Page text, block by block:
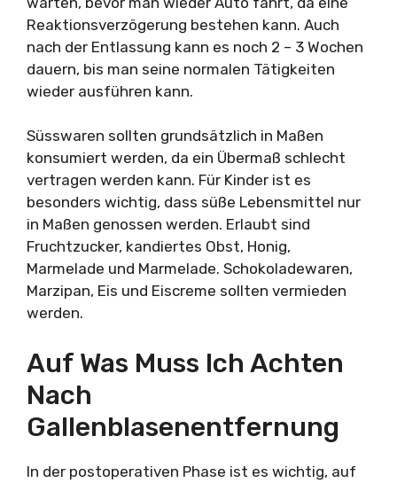
Reaktionsverzögerung bestehen kann. Auch
nach der Entlassung kann es noch 2 – 3 Wochen
dauern, bis man seine normalen Tätigkeiten
wieder ausführen kann.
Süsswaren sollten grundsätzlich in Maßen
konsumiert werden, da ein Übermaß schlecht
vertragen werden kann. Für Kinder ist es
besonders wichtig, dass süße Lebensmittel nur
in Maßen genossen werden. Erlaubt sind
Fruchtzucker, kandiertes Obst, Honig,
Marmelade und Marmelade. Schokoladewaren,
Marzipan, Eis und Eiscreme sollten vermieden
werden.
Auf Was Muss Ich Achten
Nach
Gallenblasenentfernung
In der postoperativen Phase ist es wichtig, auf